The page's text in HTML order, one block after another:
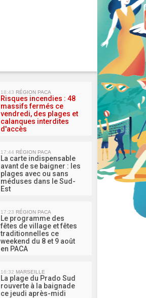
MA
18:43 RÉGION PACA
Risques incendies : 48
massifs fermés ce
vendredi, des plages et
calanques interdites
d'accès
17:44 RÉGION PACA
La carte indispensable
avant de se baigner : les
plages avec ou sans
méduses dans le Sud-
Est
17:23 RÉGION PACA
Le programme des
fêtes de village et fêtes
traditionnelles ce
weekend du 8 et 9 août
en PACA
16:32 MARSEILLE
La plage du Prado Sud
rouverte à la baignade
ce jeudi après-midi